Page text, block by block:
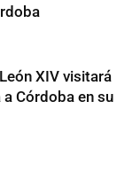
XIV visitará
Córdoba en su